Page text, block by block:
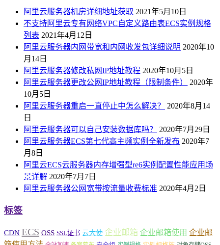
阿里云服务器机房详细地址获取 2021年5月10日
不支持阿里云专有网络VPC自定义路由表ECS实例规格
列表 2021年4月12日
阿里云服务器内网带宽和内网收发包详细说明 2020年10
月14日
阿里云服务器修改私网IP地址教程 2020年10月5日
阿里云服务器更改公网IP地址教程（限制条件）
2020年
10月5日
阿里云服务器重启一直停止中怎么解决？
2020年8月14
日
阿里云服务器可以自己安装数据库吗？
2020年7月29日
阿里云服务器ECS第七代高主频实例全新发布 2020年7
月8日
阿里云ECS云服务器内存增强型re6实例配置性能应用场
景详解 2020年7月7日
阿里云服务器公网宽带按流量收费标准 2020年4月2日
标签
CDN ECS OSS SSL证书 云大使 企业邮箱 企业邮箱使用 企业邮